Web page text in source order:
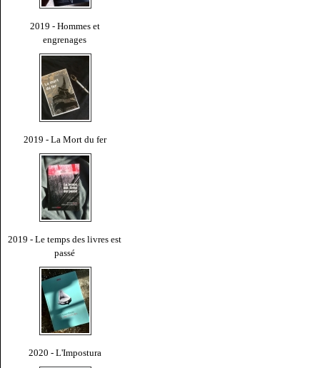
2019 - Hommes et
engrenages
2019 - La Mort du fer
2019 - Le temps des livres est
passé
2020 - L'Impostura